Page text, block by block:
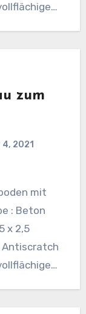
zum
2021
mit
: Beton
x 2,5
Antiscratch